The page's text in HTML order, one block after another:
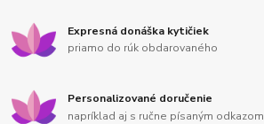
Expresná donáška kytičiek
priamo do rúk obdarovaného
Personalizované doručenie
napríklad aj s ručne písaným odkazom